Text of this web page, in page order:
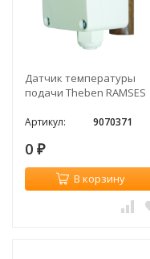
Датчик температуры
подачи Theben RAMSES
Артикул: 9070371
0 ₽
В корзину